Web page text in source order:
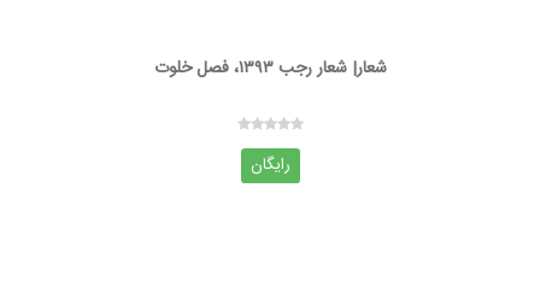
شعار| شعار رجب ۱۳۹۳، فصل خلوت
رایگان